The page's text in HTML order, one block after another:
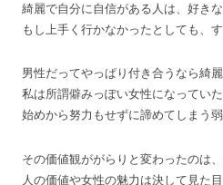
綺麗で自分に自信がある人は、好き
もし上手く行かなかったとしても、
男性だってやっぱり付き合うなら綺
私は所謂僻みっぽい女性になっていた
始めから努力もせずに諦めてしまう弱
その価値観ががらりと変わったのは
人の価値や女性の魅力は決して見た